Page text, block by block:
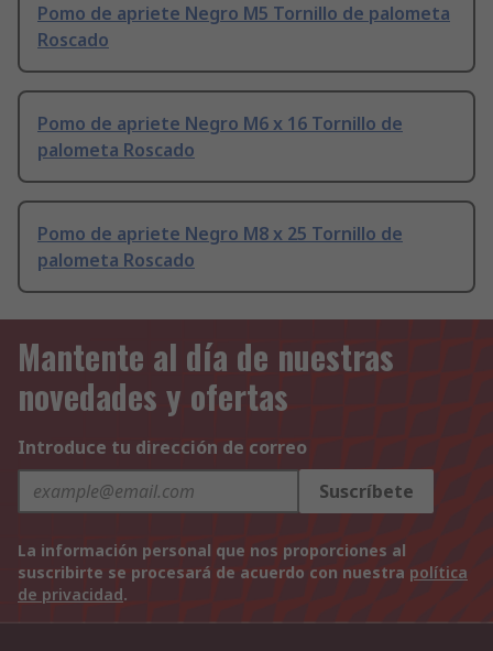
Pomo de apriete Negro M5 Tornillo de palometa
Roscado
Pomo de apriete Negro M6 x 16 Tornillo de
palometa Roscado
Pomo de apriete Negro M8 x 25 Tornillo de
palometa Roscado
Mantente al día de nuestras
novedades y ofertas
Introduce tu dirección de correo
Suscríbete
La información personal que nos proporciones al
suscribirte se procesará de acuerdo con nuestra política
de privacidad.